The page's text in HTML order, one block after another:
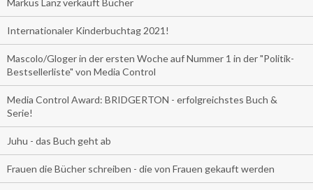
Markus Lanz verkauft Bücher
Internationaler Kinderbuchtag 2021!
Mascolo/Gloger in der ersten Woche auf Nummer 1 in der "Politik-
Bestsellerliste" von Media Control
Media Control Award: BRIDGERTON - erfolgreichstes Buch &
Serie!
Juhu - das Buch geht ab
Frauen die Bücher schreiben - die von Frauen gekauft werden